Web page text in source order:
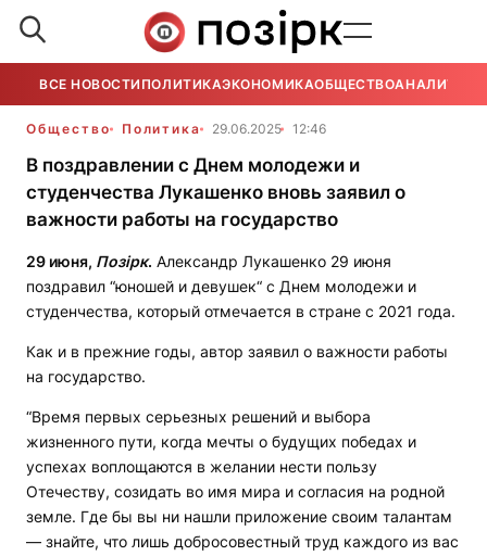
ВСЕ НОВОСТИ ПОЛИТИКАЭКОНОМИКАОБЩЕСТВОАНАЛИТИКА
Общество Политика 29.06.2025 12:46
В поздравлении с Днем молодежи и
студенчества Лукашенко вновь заявил о
важности работы на государство
29 июня, Позірк. Александр Лукашенко 29 июня
поздравил “юношей и девушек“ с Днем молодежи и
студенчества, который отмечается в стране с 2021 года.
Как и в прежние годы, автор заявил о важности работы
на государство.
“Время первых серьезных решений и выбора
жизненного пути, когда мечты о будущих победах и
успехах воплощаются в желании нести пользу
Отечеству, созидать во имя мира и согласия на родной
земле. Где бы вы ни нашли приложение своим талантам
— знайте, что лишь добросовестный труд каждого из вас